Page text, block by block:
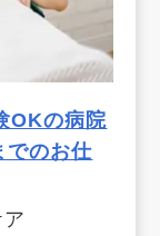
OKの病院
でのお仕